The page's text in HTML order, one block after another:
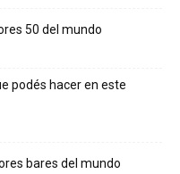
50 del mundo
podés hacer en este
bares del mundo